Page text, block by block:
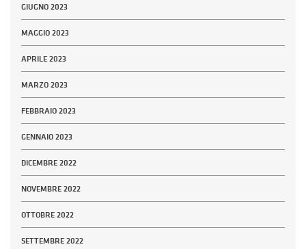
GIUGNO 2023
MAGGIO 2023
APRILE 2023
MARZO 2023
FEBBRAIO 2023
GENNAIO 2023
DICEMBRE 2022
NOVEMBRE 2022
OTTOBRE 2022
SETTEMBRE 2022